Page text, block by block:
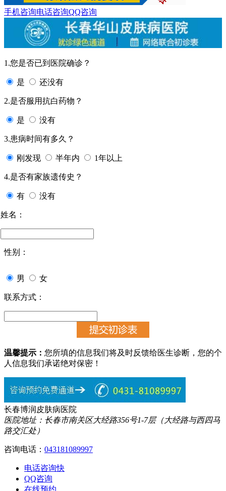
手机咨询电话咨询QQ咨询
1.您是否已到医院确诊？
是 还没有
2.是否服用抗白药物？
是 没有
3.患病时间有多久？
刚发现 半年内 1年以上
4.是否有家族遗传史？
有 没有
姓名：
性别：
男 女
联系方式：
温馨提示： 您所填的信息我们将及时反馈给医生诊断，您的个
人信息我们承诺绝对保密！
长春博润皮肤病医院
医院地址：长春市南关区大经路356号1-7层（大经路与西四马
路交汇处）
咨询电话： 043181089997
电话咨询快
QQ咨询
在线预约